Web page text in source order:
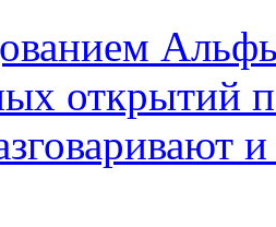
открытий